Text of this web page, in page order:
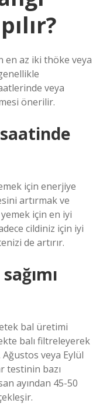
en az iki thöke veya
veya
önerilir.
için enerjiye
artırmak ve
için en iyi
cildiniz için iyi
de artırır.
bal üretimi
balı filtreleyerek
veya Eylül
testinin bazı
ayından 45-50